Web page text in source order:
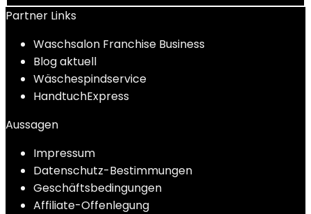
Partner Links
Waschsalon Franchise Business
Blog aktuell
Wäschespindservice
HandtuchExpress
Aussagen
Impressum
Datenschutz-Bestimmungen
Geschäftsbedingungen
Affiliate-Offenlegung